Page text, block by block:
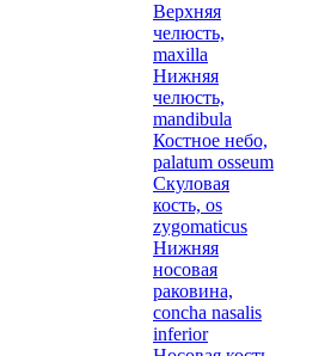
Верхняя
челюсть,
maxilla
Нижняя
челюсть,
mandibula
Костное небо,
palatum osseum
Скуловая
кость, os
zygomaticus
Нижняя
носовая
раковина,
concha nasalis
inferior